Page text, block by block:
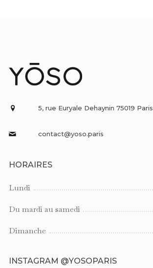
5, rue Euryale Dehaynin 75019 Paris
contact@yoso.paris
HORAIRES
Lundi
Du mardi au samedi
Dimanche
INSTAGRAM @YOSOPARIS